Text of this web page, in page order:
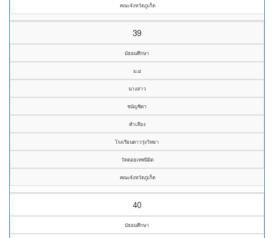
คณะจังหวัดภูเก็ต
39
มัธยมศึกษา
ม.๔
นางสาว
ชนัญชิดา
คำเสียง
โรงเรียนดาวรุ่งวิทยา
วัดดอยเทพนิมิต
คณะจังหวัดภูเก็ต
40
มัธยมศึกษา